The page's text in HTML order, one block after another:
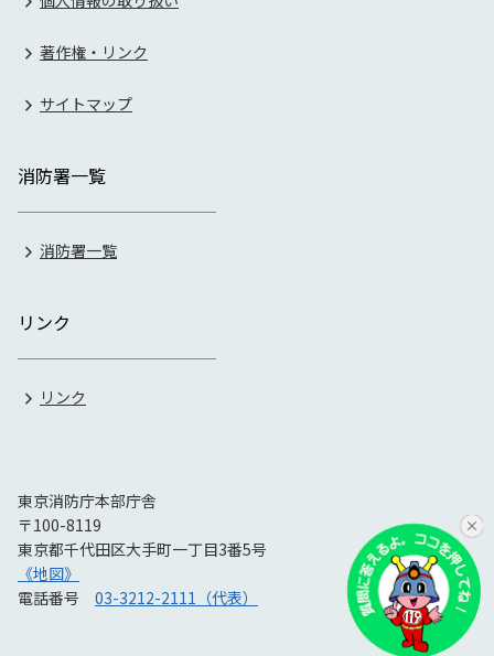
著作権・リンク
サイトマップ
消防署一覧
消防署一覧
リンク
リンク
東京消防庁本部庁舎
〒100-8119
東京都千代田区大手町一丁目3番5号
《地図》
電話番号 03-3212-2111（代表）